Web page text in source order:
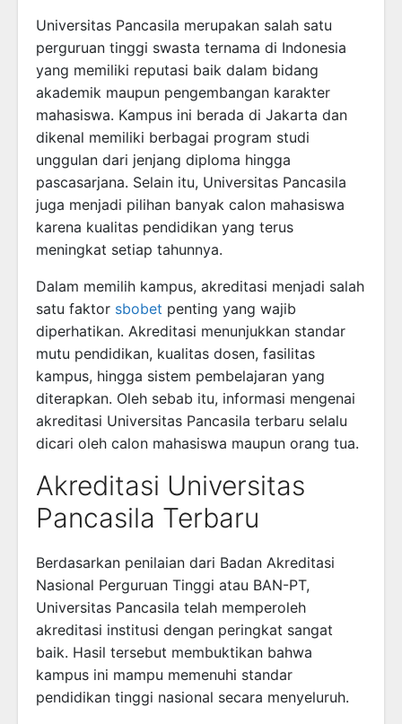
Universitas Pancasila merupakan salah satu
perguruan tinggi swasta ternama di Indonesia
yang memiliki reputasi baik dalam bidang
akademik maupun pengembangan karakter
mahasiswa. Kampus ini berada di Jakarta dan
dikenal memiliki berbagai program studi
unggulan dari jenjang diploma hingga
pascasarjana. Selain itu, Universitas Pancasila
juga menjadi pilihan banyak calon mahasiswa
karena kualitas pendidikan yang terus
meningkat setiap tahunnya.
Dalam memilih kampus, akreditasi menjadi salah
satu faktor sbobet penting yang wajib
diperhatikan. Akreditasi menunjukkan standar
mutu pendidikan, kualitas dosen, fasilitas
kampus, hingga sistem pembelajaran yang
diterapkan. Oleh sebab itu, informasi mengenai
akreditasi Universitas Pancasila terbaru selalu
dicari oleh calon mahasiswa maupun orang tua.
Akreditasi Universitas
Pancasila Terbaru
Berdasarkan penilaian dari Badan Akreditasi
Nasional Perguruan Tinggi atau BAN-PT,
Universitas Pancasila telah memperoleh
akreditasi institusi dengan peringkat sangat
baik. Hasil tersebut membuktikan bahwa
kampus ini mampu memenuhi standar
pendidikan tinggi nasional secara menyeluruh.